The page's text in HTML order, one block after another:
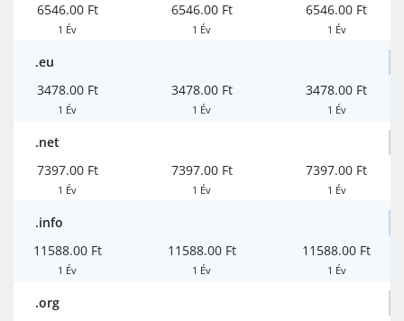
6546.00 Ft
1 Év
6546.00 Ft
1 Év
6546.00 Ft
1 Év
.eu
3478.00 Ft
1 Év
3478.00 Ft
1 Év
3478.00 Ft
1 Év
.net
7397.00 Ft
1 Év
7397.00 Ft
1 Év
7397.00 Ft
1 Év
.info
11588.00 Ft
1 Év
11588.00 Ft
1 Év
11588.00 Ft
1 Év
.org